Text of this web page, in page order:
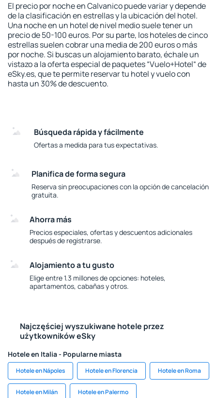
El precio por noche en Calvanico puede variar y depende
de la clasificación en estrellas y la ubicación del hotel.
Una noche en un hotel de nivel medio suele tener un
precio de 50-100 euros. Por su parte, los hoteles de cinco
estrellas suelen cobrar una media de 200 euros o más
por noche. Si buscas un alojamiento barato, échale un
vistazo a la oferta especial de paquetes “Vuelo+Hotel“ de
eSky.es, que te permite reservar tu hotel y vuelo con
hasta un 30% de descuento.
Búsqueda rápida y fácilmente
Ofertas a medida para tus expectativas.
Planifica de forma segura
Reserva sin preocupaciones con la opción de cancelación
gratuita.
Ahorra más
Precios especiales, ofertas y descuentos adicionales
después de registrarse.
Alojamiento a tu gusto
Elige entre 1.3 millones de opciones: hoteles,
apartamentos, cabañas y otros.
Najczęściej wyszukiwane hotele przez
użytkowników eSky
Hotele en Italia - Popularne miasta
Hotele en Nápoles Hotele en Florencia Hotele en Roma
Hotele en Milán Hotele en Palermo